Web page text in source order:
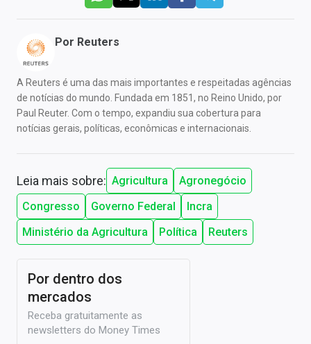
Por Reuters
A Reuters é uma das mais importantes e respeitadas agências
de notícias do mundo. Fundada em 1851, no Reino Unido, por
Paul Reuter. Com o tempo, expandiu sua cobertura para
notícias gerais, políticas, econômicas e internacionais.
Leia mais sobre: Agricultura
Agronegócio
Congresso
Governo Federal
Incra
Ministério da Agricultura
Política Reuters
Por dentro dos
mercados
Receba gratuitamente as
newsletters do Money Times